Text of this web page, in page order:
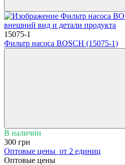
15075-1
Фильтр насоса BOSСH (15075-1)
В наличии
300 грн
Оптовые цены от 2 единиц
Оптовые цены